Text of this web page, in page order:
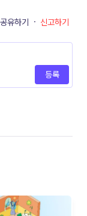
공유하기 · 신고하기
등록